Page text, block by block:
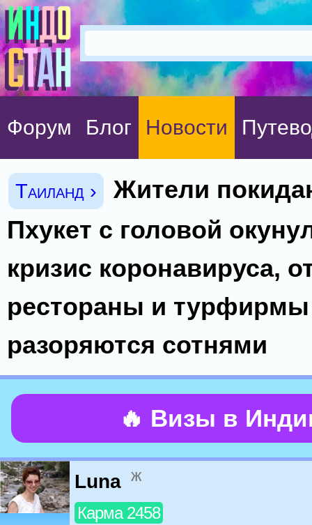
Форум Блог Новости
Таиланд ›
Жители
Пхукет с головой
кризис коронавируса,
рестораны и турфирмы
разоряются сотнями
🔥 Визы в
Luna ж
Карма 2458